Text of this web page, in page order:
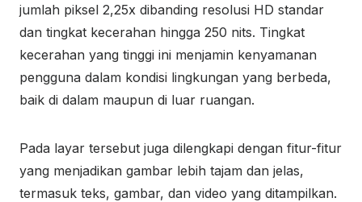
jumlah piksel 2,25x dibanding resolusi HD standar
dan tingkat kecerahan hingga 250 nits. Tingkat
kecerahan yang tinggi ini menjamin kenyamanan
pengguna dalam kondisi lingkungan yang berbeda,
baik di dalam maupun di luar ruangan.
Pada layar tersebut juga dilengkapi dengan fitur-fitur
yang menjadikan gambar lebih tajam dan jelas,
termasuk teks, gambar, dan video yang ditampilkan.